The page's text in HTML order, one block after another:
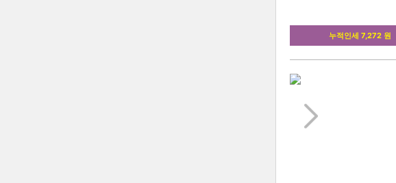
누적인세 7,272 원